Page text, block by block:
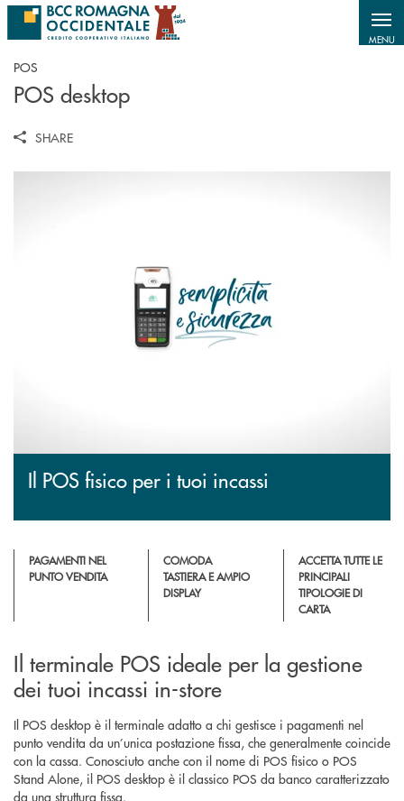
Salta al contenuto principale
MENU
POS
POS desktop
SHARE
Il POS fisico per i tuoi incassi
PAGAMENTI NEL
PUNTO VENDITA
COMODA
TASTIERA E AMPIO
DISPLAY
ACCETTA TUTTE LE
PRINCIPALI
TIPOLOGIE DI
CARTA
Il terminale POS ideale per la gestione
dei tuoi incassi in-store
Il POS desktop è il terminale adatto a chi gestisce i pagamenti nel
punto vendita da un’unica postazione fissa, che generalmente coincide
con la cassa. Conosciuto anche con il nome di POS fisico o POS
Stand Alone, il POS desktop è il classico POS da banco caratterizzato
da una struttura fissa.